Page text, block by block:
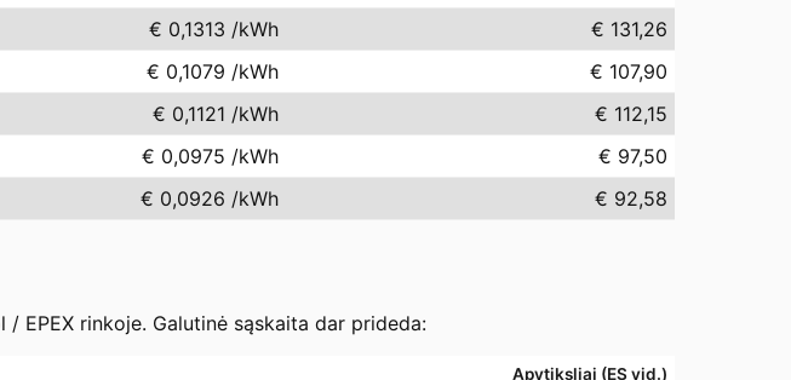
€ 0,1313 /kWh
€ 131,26
€ 0,1079 /kWh
€ 107,90
€ 0,1121 /kWh
€ 112,15
€ 0,0975 /kWh
€ 97,50
€ 0,0926 /kWh € 92,58
EPEX rinkoje. Galutinė sąskaita dar prideda:
Apytiksliai (ES vid.)